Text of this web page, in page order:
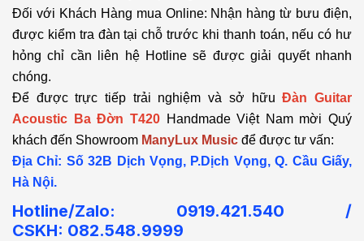
Đối với Khách Hàng mua Online: Nhận hàng từ bưu điện,
được kiểm tra đàn tại chỗ trước khi thanh toán, nếu có hư
hỏng chỉ cần liên hệ Hotline sẽ được giải quyết nhanh
chóng.
Để được trực tiếp trải nghiệm và sở hữu Đàn Guitar
Acoustic Ba Đờn T420 Handmade Việt Nam mời Quý
khách đến Showroom ManyLux Music để được tư vấn:
Địa Chỉ: Số 32B Dịch Vọng, P.Dịch Vọng, Q. Cầu Giấy,
Hà Nội.
Hotline/Zalo: 0919.421.540 /
CSKH: 082.548.9999